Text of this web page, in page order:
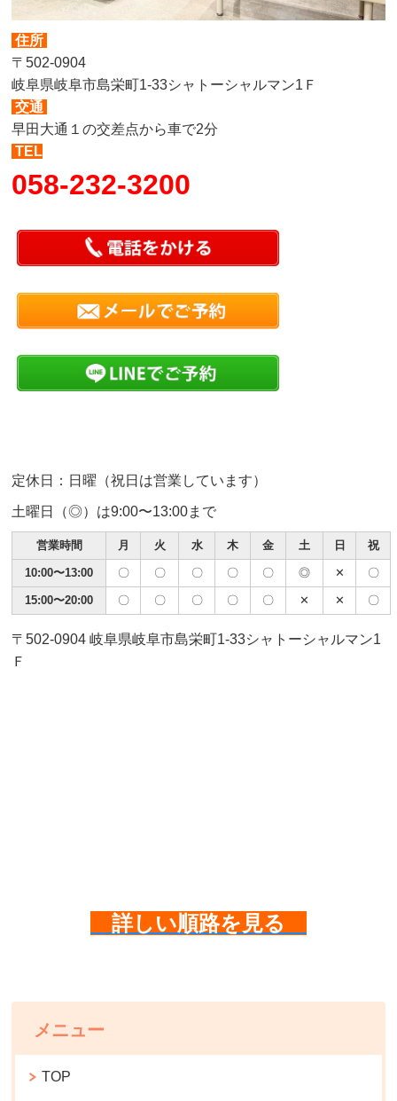
住所
〒502-0904
岐阜県岐阜市島栄町1-33シャトーシャルマン1Ｆ
交通
早田大通１の交差点から車で2分
TEL
058-232-3200
定休日：日曜（祝日は営業しています）
土曜日（◎）は9:00〜13:00まで
営業時間 月 火 水 木 金 土 日 祝
10:00〜13:00 〇 〇 〇 〇 〇 ◎ ✕ 〇
15:00〜20:00 〇 〇 〇 〇 〇 ✕ ✕ 〇
〒502-0904 岐阜県岐阜市島栄町1-33シャトーシャルマン1
Ｆ
詳しい順路を見る
メニュー
TOP